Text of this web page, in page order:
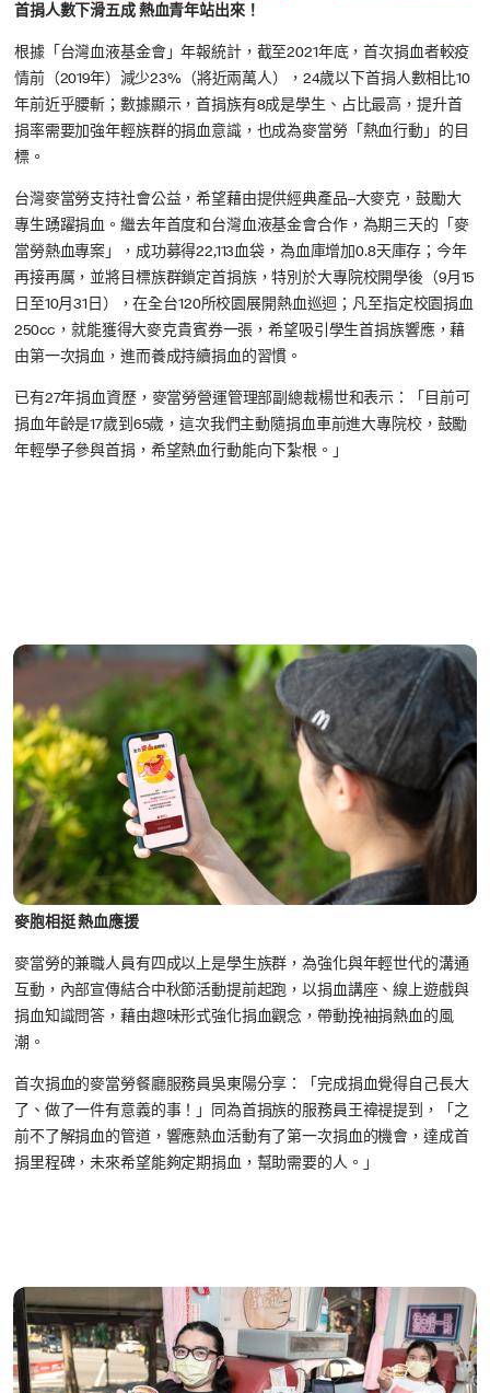
首捐人數下滑五成 熱血青年站出來！
根據「台灣血液基金會」年報統計，截至2021年底，首次捐血者較疫
情前（2019年）減少23%（將近兩萬人），24歲以下首捐人數相比10
年前近乎腰斬；數據顯示，首捐族有8成是學生、占比最高，提升首
捐率需要加強年輕族群的捐血意識，也成為麥當勞「熱血行動」的目
標。
台灣麥當勞支持社會公益，希望藉由提供經典產品–大麥克，鼓勵大
專生踴躍捐血。繼去年首度和台灣血液基金會合作，為期三天的「麥
當勞熱血專案」，成功募得22,113血袋，為血庫增加0.8天庫存；今年
再接再厲，並將目標族群鎖定首捐族，特別於大專院校開學後（9月15
日至10月31日），在全台120所校園展開熱血巡迴；凡至指定校園捐血
250cc，就能獲得大麥克貴賓券一張，希望吸引學生首捐族響應，藉
由第一次捐血，進而養成持續捐血的習慣。
已有27年捐血資歷，麥當勞營運管理部副總裁楊世和表示：「目前可
捐血年齡是17歲到65歲，這次我們主動隨捐血車前進大專院校，鼓勵
年輕學子參與首捐，希望熱血行動能向下紮根。」
麥胞相挺 熱血應援
麥當勞的兼職人員有四成以上是學生族群，為強化與年輕世代的溝通
互動，內部宣傳結合中秋節活動提前起跑，以捐血講座、線上遊戲與
捐血知識問答，藉由趣味形式強化捐血觀念，帶動挽袖捐熱血的風
潮。
首次捐血的麥當勞餐廳服務員吳東陽分享：「完成捐血覺得自己長大
了、做了一件有意義的事！」同為首捐族的服務員王禕禔提到，「之
前不了解捐血的管道，響應熱血活動有了第一次捐血的機會，達成首
捐里程碑，未來希望能夠定期捐血，幫助需要的人。」